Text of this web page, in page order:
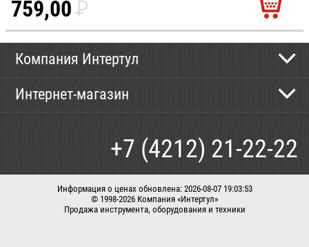
759,00P
УБ.
Компания Интертул
Новости
Интернет-магазин
Доставка
+7 (4212) 21-22-22
Информация о ценах обновлена: 2026-08-07 19:03:53
© 1998-2026 Компания «Интертул»
Продажа инструмента, оборудования и техники